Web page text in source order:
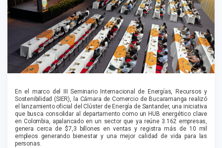
En el marco del III Seminario Internacional de Energías, Recursos y
Sostenibilidad (SIER), la Cámara de Comercio de Bucaramanga realizó
el lanzamiento oficial del Clúster de Energía de Santander, una iniciativa
que busca consolidar al departamento como un HUB energético clave
en Colombia, apalancado en un sector que ya reúne 3.162 empresas,
genera cerca de $7,3 billones en ventas y registra más de 10 mil
empleos generando bienestar y una mejor calidad de vida para las
personas.